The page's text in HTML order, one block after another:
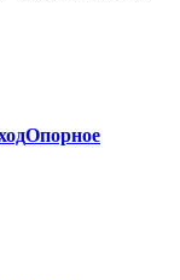
Опорное